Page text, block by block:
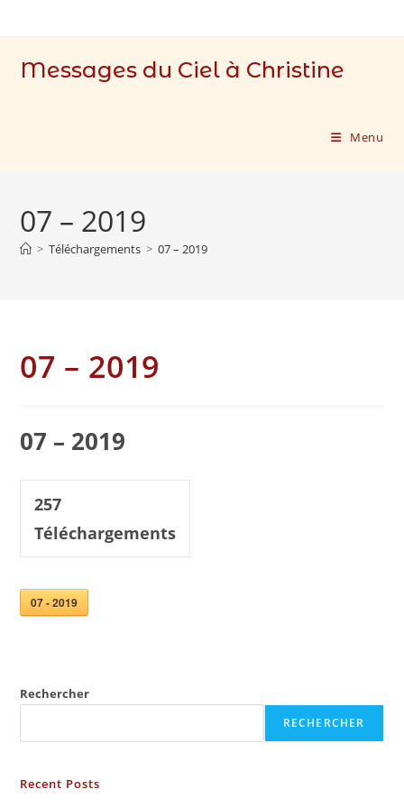
to
Messages du Ciel à Christine
Menu
07 – 2019
> Téléchargements > 07 – 2019
07 – 2019
07 – 2019
257
Téléchargements
07 - 2019
Rechercher
RECHERCHER
Recent Posts